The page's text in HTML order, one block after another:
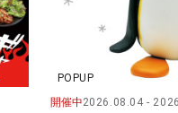
POPUP
開催中2026.08.04